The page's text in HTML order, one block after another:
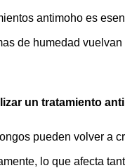
antimoho es
de humedad
un tratamiento
pueden volver a
lo que afecta